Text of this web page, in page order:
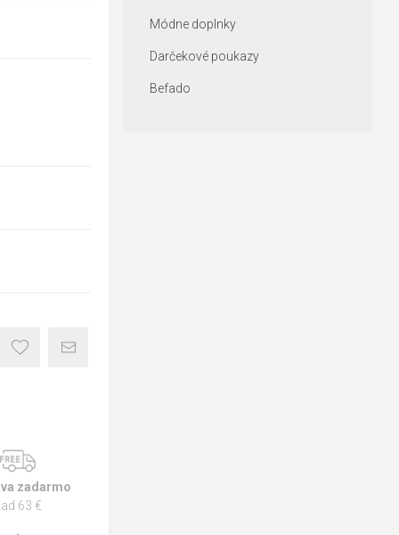
zadarmo
63 €
Módne doplnky
Darčekové poukazy
Befado